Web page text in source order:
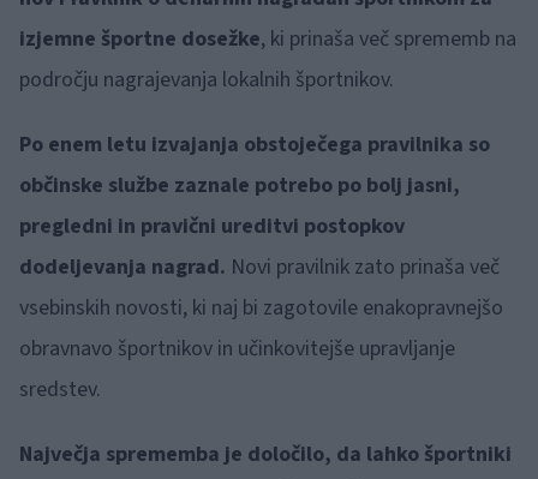
izjemne športne dosežke, ki prinaša več sprememb na
področju nagrajevanja lokalnih športnikov.
Po enem letu izvajanja obstoječega pravilnika so
občinske službe zaznale potrebo po bolj jasni,
pregledni in pravični ureditvi postopkov
dodeljevanja nagrad. Novi pravilnik zato prinaša več
vsebinskih novosti, ki naj bi zagotovile enakopravnejšo
obravnavo športnikov in učinkovitejše upravljanje
sredstev.
Največja sprememba je določilo, da lahko športniki